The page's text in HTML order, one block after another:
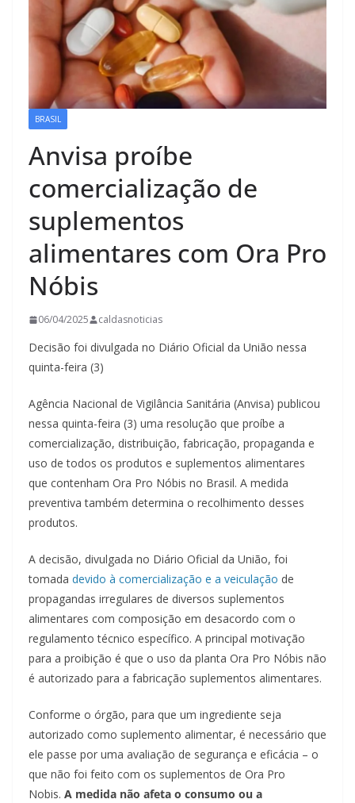
BRASIL
Anvisa proíbe
comercialização de
suplementos
alimentares com Ora Pro
Nóbis
06/04/2025 caldasnoticias
Decisão foi divulgada no Diário Oficial da União nessa
quinta-feira (3)
Agência Nacional de Vigilância Sanitária (Anvisa) publicou
nessa quinta-feira (3) uma resolução que proíbe a
comercialização, distribuição, fabricação, propaganda e
uso de todos os produtos e suplementos alimentares
que contenham Ora Pro Nóbis no Brasil. A medida
preventiva também determina o recolhimento desses
produtos.
A decisão, divulgada no Diário Oficial da União, foi
tomada devido à comercialização e a veiculação de
propagandas irregulares de diversos suplementos
alimentares com composição em desacordo com o
regulamento técnico específico. A principal motivação
para a proibição é que o uso da planta Ora Pro Nóbis não
é autorizado para a fabricação suplementos alimentares.
Conforme o órgão, para que um ingrediente seja
autorizado como suplemento alimentar, é necessário que
ele passe por uma avaliação de segurança e eficácia – o
que não foi feito com os suplementos de Ora Pro
Nobis. A medida não afeta o consumo ou a